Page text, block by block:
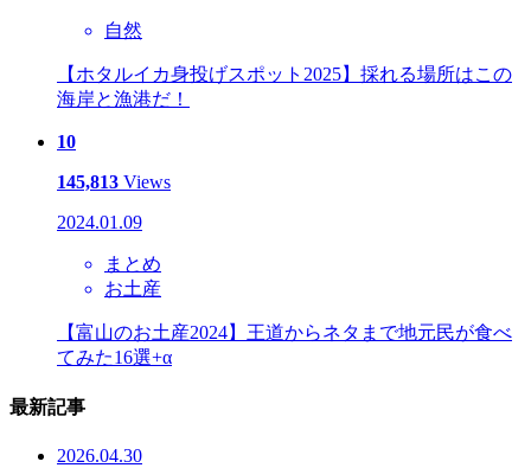
自然
【ホタルイカ身投げスポット2025】採れる場所はこの
海岸と漁港だ！
10
145,813 Views
2024.01.09
まとめ
お土産
【富山のお土産2024】王道からネタまで地元民が食べ
てみた16選+α
最新記事
2026.04.30